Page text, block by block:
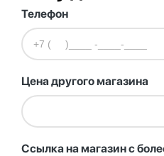
Телефон
Цена другого магазина
Ссылка на магазин с